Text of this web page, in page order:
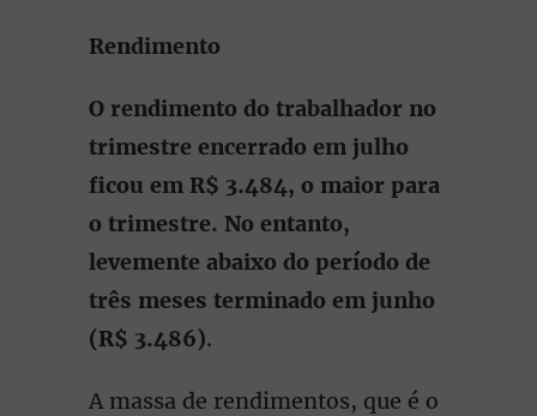
Rendimento
O rendimento do trabalhador no
trimestre encerrado em julho
ficou em R$ 3.484, o maior para
o trimestre. No entanto,
levemente abaixo do período de
três meses terminado em junho
(R$ 3.486).
A massa de rendimentos, que é o